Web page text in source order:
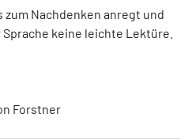
Nachdenken anregt und
keine leichte Lektüre.
Forstner